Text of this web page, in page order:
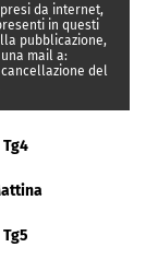
da internet,
in questi
pubblicazione,
mail a:
del
Tg4
Tg5